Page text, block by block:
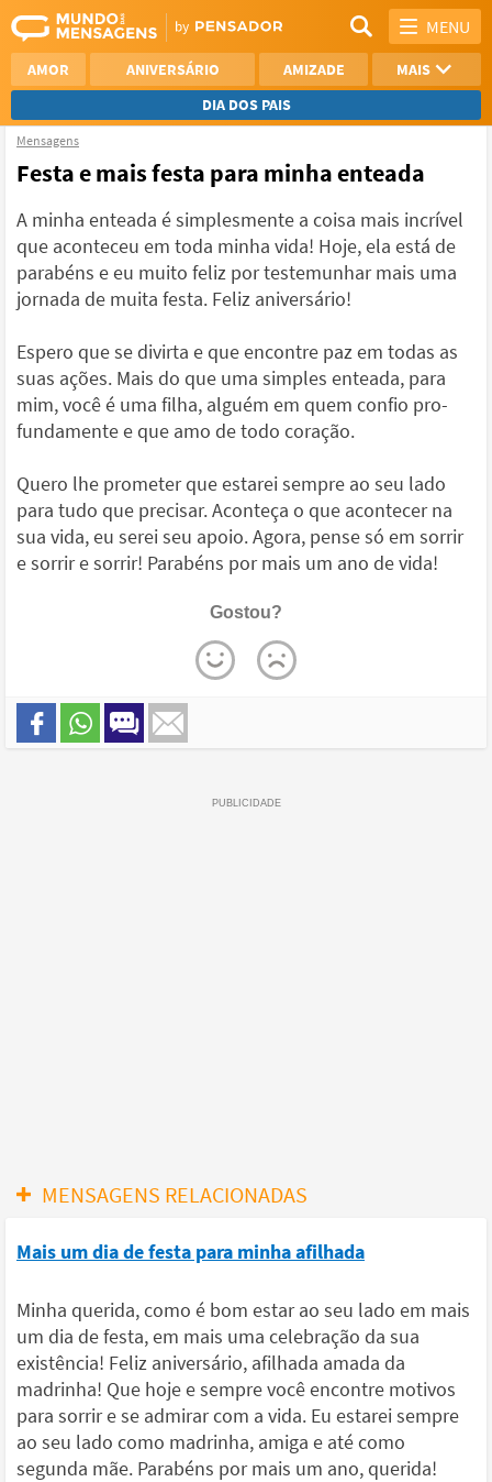
MENU
AMOR ANIVERSÁRIO AMIZADE
MAIS
DIA DOS PAIS
REFLEXÃO
AGRADECIMENTO
NAMORO
VER TODAS
Mensagens
Festa e mais festa para minha enteada
A minha enteada é simplesmente a coisa mais incrível
que aconteceu em toda minha vida! Hoje, ela está de
parabéns e eu muito feliz por testemunhar mais uma
jornada de muita festa. Feliz aniversário!
Espero que se divirta e que encontre paz em todas as
suas ações. Mais do que uma simples enteada, para
mim, você é uma filha, alguém em quem confio pro-
fundamente e que amo de todo coração.
Quero lhe prometer que estarei sempre ao seu lado
para tudo que precisar. Aconteça o que acontecer na
sua vida, eu serei seu apoio. Agora, pense só em sorrir
e sorrir e sorrir! Parabéns por mais um ano de vida!
Gostou?
MENSAGENS RELACIONADAS
Mais um dia de festa para minha afilhada
Minha querida, como é bom estar ao seu lado em mais
um dia de festa, em mais uma celebração da sua
existência! Feliz aniversário, afilhada amada da
madrinha! Que hoje e sempre você encontre motivos
para sorrir e se admirar com a vida. Eu estarei sempre
ao seu lado como madrinha, amiga e até como
segunda mãe. Parabéns por mais um ano, querida!